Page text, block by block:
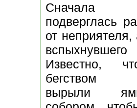
Сначала
подверглась
от неприятеля,
Известно,
бегством
вырыли